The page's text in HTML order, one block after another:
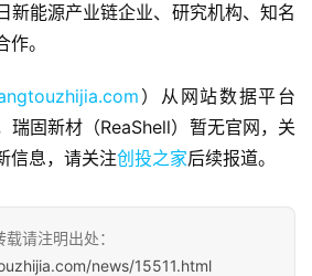
新能源产业链企业、研究机构、知名
。
）从网站数据平台
瑞固新材（ReaShell）暂无官网，关
信息，请关注创投之家后续报道。
请注明出处：
news/15511.html